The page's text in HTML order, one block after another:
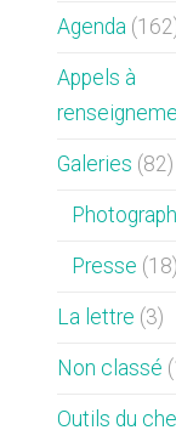
Agenda
Appels à
Galeries (82)
Presse (18)
La lettre (3)
Non classé
Outils du